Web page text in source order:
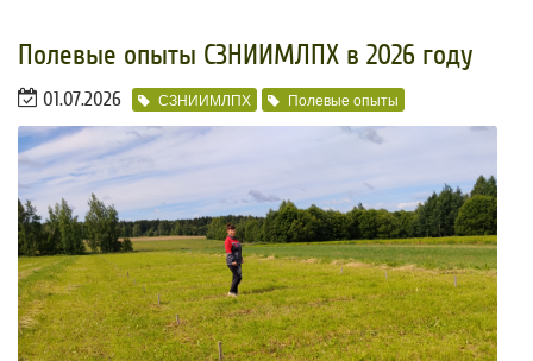
​Полевые опыты СЗНИИМЛПХ в 2026 году
01.07.2026 СЗНИИМЛПХ Полевые опыты